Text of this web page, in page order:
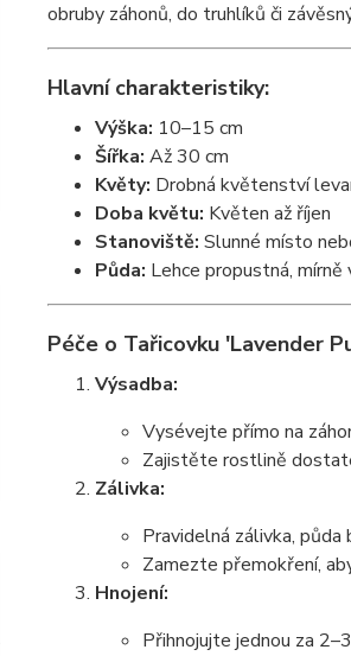
obruby záhonů, do truhlíků či
Hlavní charakteristiky:
Výška: 10–15 cm
Šířka: Až 30 cm
Květy: Drobná květenství
Doba květu: Květen až říjen
Stanoviště: Slunné místo
Půda: Lehce propustná, mírně
Péče o Tařicovku 'Lavender
Výsadba:
Vysévejte přímo na
Zajistěte rostlině
Zálivka:
Pravidelná zálivka,
Zamezte přemokření,
Hnojení:
Přihnojujte jednou za